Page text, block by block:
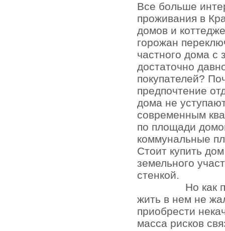
Все больше
проживания в
домов и
горожан
частного дома с
достаточно
покупателей?
предпочтение
дома не
современным
по площади
коммунальные
Стоит купить
земельного
стенкой.
Но как
жить в нем не
приобрести
масса рисков